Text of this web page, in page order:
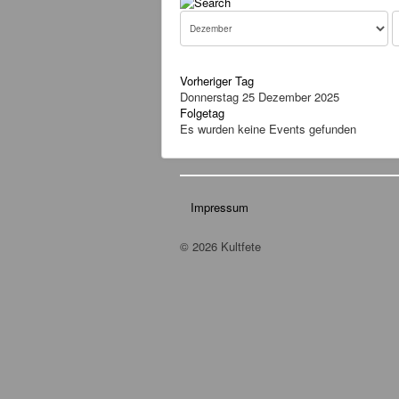
Vorheriger Tag
Donnerstag 25 Dezember 2025
Folgetag
Es wurden keine Events gefunden
Impressum
© 2026 Kultfete